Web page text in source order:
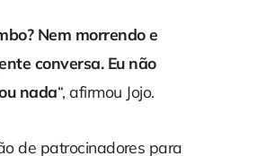
Nem morrendo e
conversa. Eu não
nada“, afirmou Jojo.
de patrocinadores para